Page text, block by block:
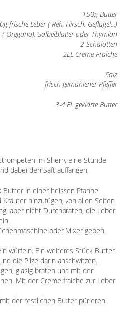
150g Butter
frische Leber ( Reh, Hirsch, Geflügel...)
( Oregano), Salbeiblätter oder Thymian
2 Schalotten
2EL Creme Fraiche
Salz
frisch gemahlener Pfeffer
3-4 EL geklärte Butter
im Sherry eine Stunde
dabei den Saft auffangen.
Butter in einer heissen Pfanne
hinzufügen, von allen Seiten
aber nicht Durchbraten, die Leber
oder Mixer geben.
würfeln. Ein weiteres Stück Butter
die Pilze darin anschwitzen.
glasig braten und mit der
Mit der Creme fraiche zur Leber
der restlichen Butter pürieren.